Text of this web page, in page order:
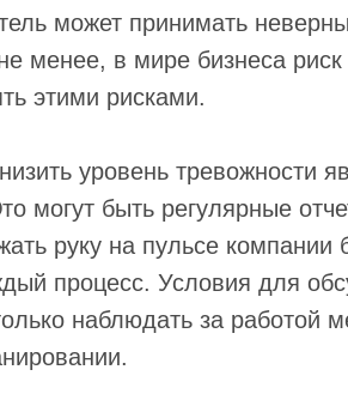
может принимать
менее, в мире бизнеса
этими рисками.
уровень тревожности
могут быть регулярные
руку на пульсе компании
процесс. Условия для
наблюдать за работой